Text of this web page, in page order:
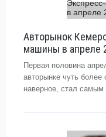
Авторынок
машины в апреле
Первая половина
авторынке чуть
наверное, стал